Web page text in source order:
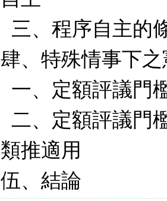
三、程序自主的
肆、特殊情事下
一、定額評議門
二、定額評議門
類推適用
伍、結論